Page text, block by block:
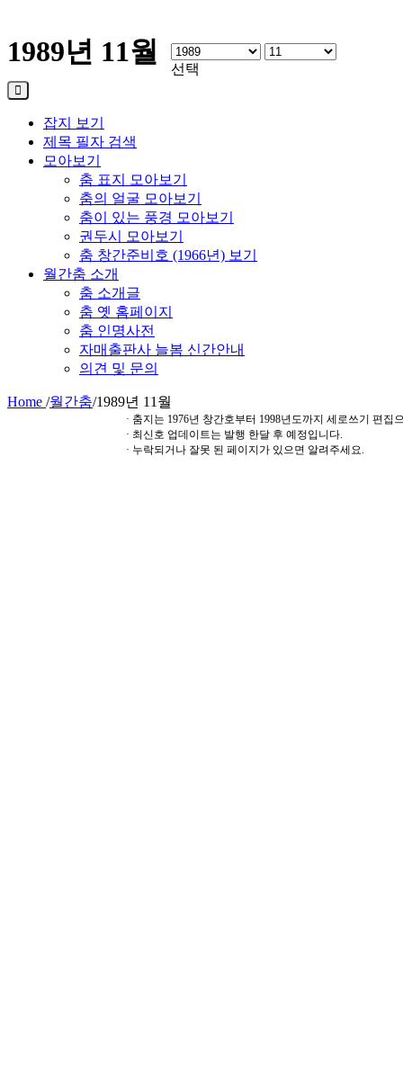
1989년 11월
선택
잡지 보기
제목 필자 검색
모아보기
춤 표지 모아보기
춤의 얼굴 모아보기
춤이 있는 풍경 모아보기
권두시 모아보기
춤 창간준비호 (1966년) 보기
월간춤 소개
춤 소개글
춤 옛 홈페이지
춤 인명사전
자매출판사 늘봄 신간안내
의견 및 문의
Home /월간춤/1989년 11월
· 춤지는 1976년 창간호부터 1998년도까지 세로쓰기 편집
· 최신호 업데이트는 발행 한달 후 예정입니다.
· 누락되거나 잘못 된 페이지가 있으면 알려주세요.